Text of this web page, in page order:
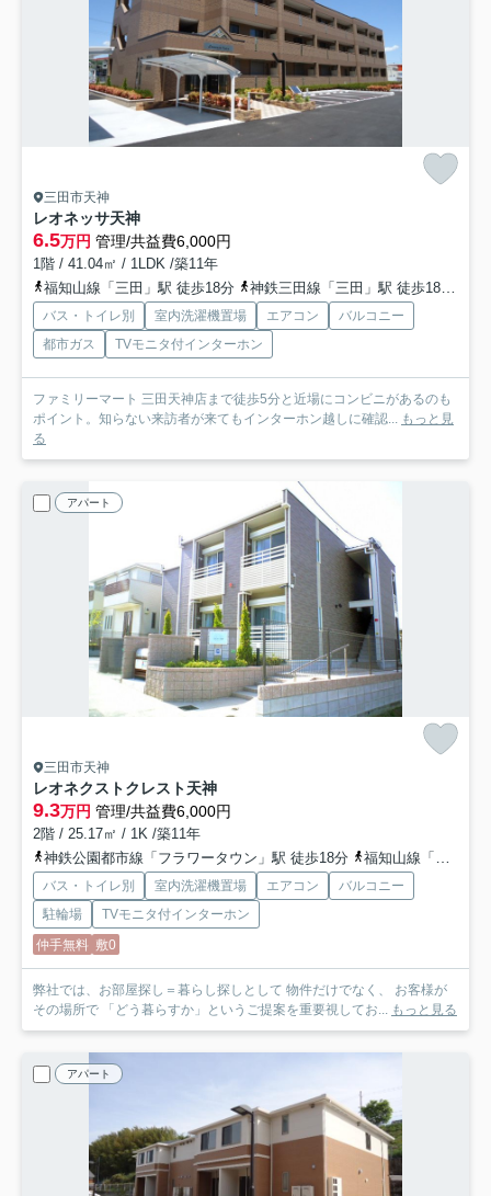
三田市天神
レオネッサ天神
6.5万円 管理/共益費6,000円
1階 / 41.04㎡ / 1LDK /築11年
福知山線「三田」駅 徒歩18分
神鉄三田線「三田」駅 徒歩18分
バス・トイレ別 室内洗濯機置場 エアコン
バルコニー
都市ガス
TVモニタ付インターホン
ファミリーマート 三田天神店まで徒歩5分と近場にコンビニがあるのも
ポイント。知らない来訪者が来てもインターホン越しに確認... もっと見
る
アパート
三田市天神
レオネクストクレスト天神
9.3万円 管理/共益費6,000円
2階 / 25.17㎡ / 1K /築11年
神鉄公園都市線「フラワータウン」駅 徒歩18分
福知山線「三田」駅 バス11分 「三田谷公園北口」 停歩6分
バス・トイレ別 室内洗濯機置場 エアコン
バルコニー
駐輪場
TVモニタ付インターホン
仲手無料 敷0
弊社では、お部屋探し＝暮らし探しとして 物件だけでなく、 お客様が
その場所で 「どう暮らすか」というご提案を重要視してお... もっと見る
アパート